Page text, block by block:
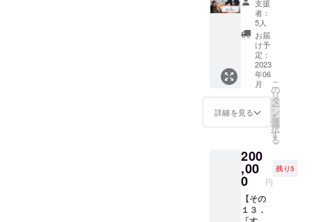
し上
がって
もらえ
るよう
ご用意
いたし
ます。
抹茶が
お苦手
な方用
に、生
意可能
です。
【ご利
用可能
日】
SNS等
な両口
屋さん
は、豊
臣秀吉
から因
んだ
「千成
（せん
な
り）」
が有名
な和菓
す。 内
容量：
オリジ
ナル含
む千な
り15個
消費期
な方用
に、生
珈琲で
もご用
意可能
です。
着物姿
で一服
召しあ
がる姿
を写真
に撮っ
念にし
て下さ
い。
【ご予
約方
法】
SNSの
いただ
けま
す。
【素
材】布
部分：
綿100%
持ち
手：合
イズ】
90cm×
風呂敷
を使用
して作
成して
いま
す。 ※
絞りの
でご都
合の良
い日程
をご検
討頂
き、お
返事下
さい。
定の料
亭は
ん
https://
www.th
ekawab
unnago
ya.com/
さると
嬉しい
です。
事前に
ご連絡
頂いて
おりま
した
節の主
菓子を
せて頂
きま
す。 フ
ラッと
立ち
寄って
www.sir
atama.j
p/jp/ind
ex.html
を予定
してお
りま
す。 ご
参加が
どうし
お友達
などに
権利を
下さっ
ても構
とぶち
嬉しい
です！
また、
教室内
の一部
箇所※に
お名前
を刻む
ことが
リー
ネー
ム、店
名、企
業名な
どを
にお名
前を刻
むこと
ができ
ます！
画家の
小川信
治さん
が、お
名前を
記載
ファ
ベット
を元に
絵画を
描かれ
ます。
に関
わった
陶芸家
が作る
特別作
品】
2019年
G20サ
ミット
愛知・
名古屋
にてお
世話に
なっ
た、愛
知県を
代表す
支援
者：
5人
お届
け予
定：
2023
年06
月
詳細を見る
こ
の
リ
タ
ー
ン
を
選
択
す
る
200
,00
0 円
残り5
【その
１３．